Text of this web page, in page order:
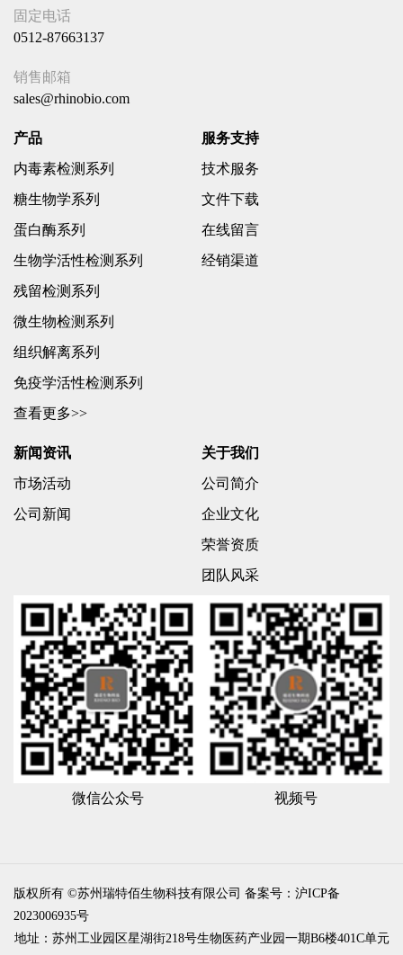
固定电话
0512-87663137
销售邮箱
sales@rhinobio.com
产品
内毒素检测系列
糖生物学系列
蛋白酶系列
生物学活性检测系列
残留检测系列
微生物检测系列
组织解离系列
免疫学活性检测系列
查看更多>>
服务支持
技术服务
文件下载
在线留言
经销渠道
新闻资讯
市场活动
公司新闻
关于我们
公司简介
企业文化
荣誉资质
团队风采
微信公众号 视频号
版权所有 ©苏州瑞特佰生物科技有限公司 备案号：沪ICP备
2023006935号
地址：苏州工业园区星湖街218号生物医药产业园一期B6楼401C单元